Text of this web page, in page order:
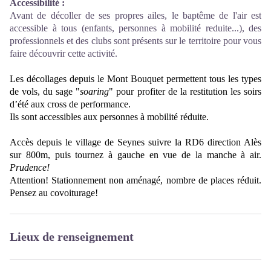
Accessibilité :
Avant de décoller de ses propres ailes, le baptême de l'air est
accessible à tous (enfants, personnes à mobilité reduite...), des
professionnels et des clubs sont présents sur le territoire pour vous
faire découvrir cette activité.
Les décollages depuis le Mont Bouquet permettent tous les types
de vols, du sage "soaring" pour profiter de la restitution les soirs
d’été aux cross de performance.
Ils sont accessibles aux personnes à mobilité réduite.
Accès depuis le village de Seynes suivre la RD6 direction Alès
sur 800m, puis tournez à gauche en vue de la manche à air.
Prudence!
Attention! Stationnement non aménagé, nombre de places réduit.
Pensez au covoiturage!
Lieux de renseignement